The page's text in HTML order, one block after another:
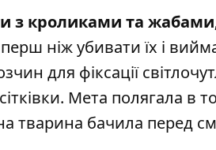
з кроликами та
ніж убивати їх і
для фіксації
Мета полягала в
тварина бачила перед